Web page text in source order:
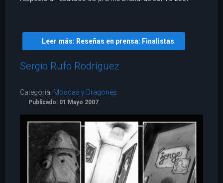
Leer más: Reseñas en prensa: Finalistas
Sergio Rufo Rodríguez
Categoría: Moscas y Dragones
Publicado: 01 Mayo 2007